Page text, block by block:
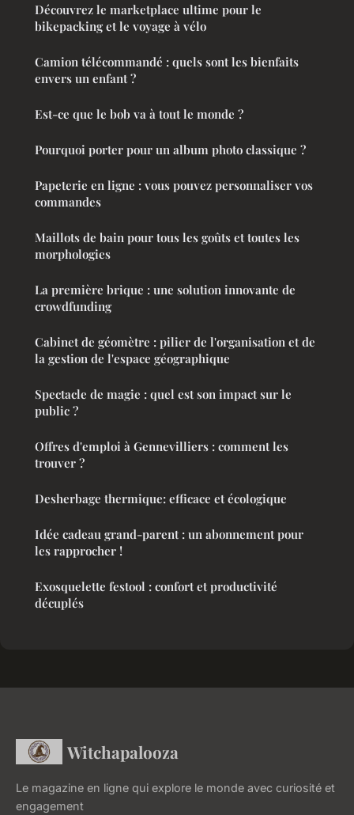
Découvrez le marketplace ultime pour le
bikepacking et le voyage à vélo
Camion télécommandé : quels sont les bienfaits
envers un enfant ?
Est-ce que le bob va à tout le monde ?
Pourquoi porter pour un album photo classique ?
Papeterie en ligne : vous pouvez personnaliser vos
commandes
Maillots de bain pour tous les goûts et toutes les
morphologies
La première brique : une solution innovante de
crowdfunding
Cabinet de géomètre : pilier de l'organisation et de
la gestion de l'espace géographique
Spectacle de magie : quel est son impact sur le
public ?
Offres d'emploi à Gennevilliers : comment les
trouver ?
Desherbage thermique: efficace et écologique
Idée cadeau grand-parent : un abonnement pour
les rapprocher !
Exosquelette festool : confort et productivité
décuplés
Witchapalooza
Le magazine en ligne qui explore le monde avec curiosité et
engagement